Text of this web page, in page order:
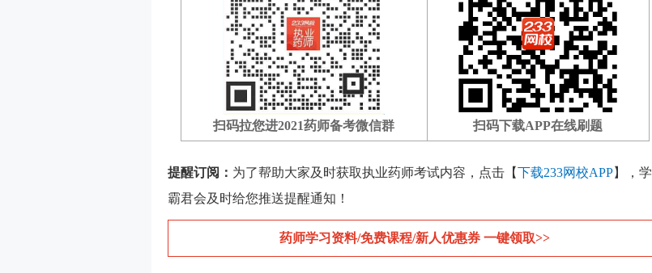
扫码拉您进2021药师备考微信群 扫码下载APP在线刷题
提醒订阅： 为了帮助大家及时获取执业药师考试内容，点击【下载233网校APP】，学
霸君会及时给您推送提醒通知！
药师学习资料/免费课程/新人优惠券 一键领取>>